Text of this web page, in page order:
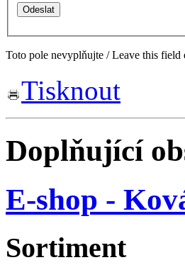
Toto pole nevyplňujte / Leave this field
Tisknout
Doplňující
E-shop -
Sortiment